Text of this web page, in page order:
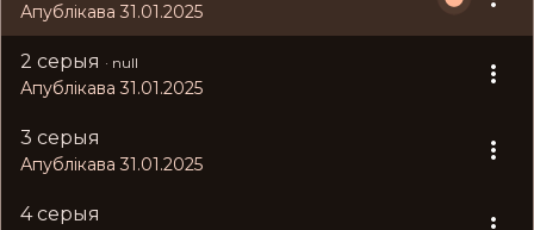
Апублікава 31.01.2025
2 серыя · null
Апублікава 31.01.2025
3 серыя
Апублікава 31.01.2025
4 серыя